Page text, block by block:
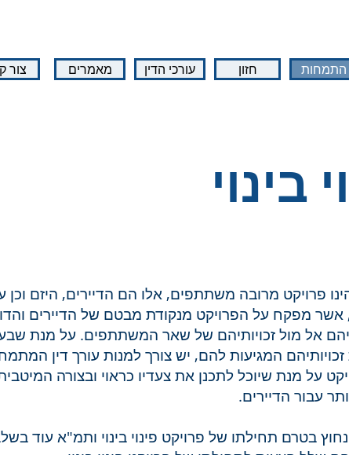
צור מאמרים עורכי הדין חזון התמחות
בינוי
הינו פרויקט מרובה משתתפים, אלו הם הדיירים, היזם
אשר מפקח על הפרויקט מנקודת מבטם של הדיירים
אל מול זכויותיהם של שאר המשתתפים. על מנת
המגיעות להם, יש צורך למנות עורך דין
על מנת שיוכל לתכנן את צעדיו כראוי ובצורה
עבור הדיירים.
נחוץ בטרם תחילתו של פרויקט פינוי בינוי ותמ"א עוד